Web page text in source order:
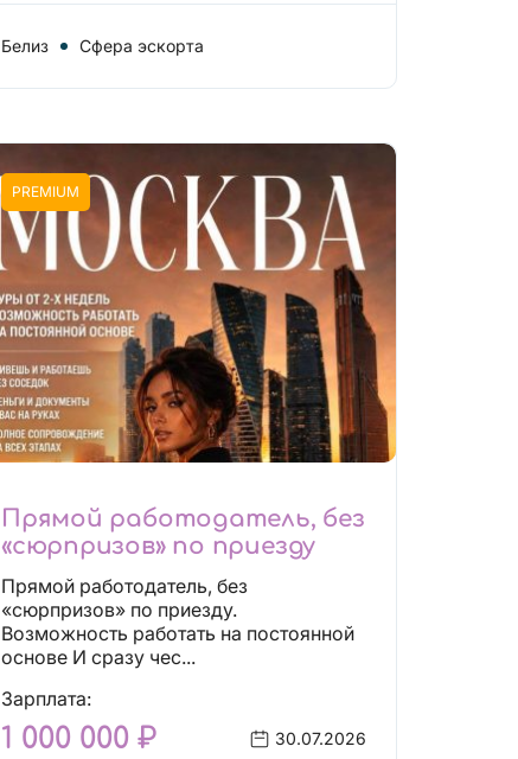
Белиз Сфера эскорта
PREMIUM
Прямой работодатель, без
«сюрпризов» по приезду
Прямой работодатель, без
«сюрпризов» по приезду.
Возможность работать на постоянной
основе И сразу чес...
Зарплата:
1 000 000 ₽ 30.07.2026